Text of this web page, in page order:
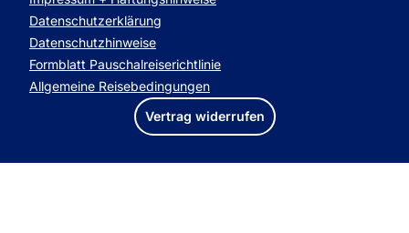
Datenschutzerklärung
Datenschutzhinweise
Formblatt Pauschalreiserichtlinie
Allgemeine Reisebedingungen
Vertrag widerrufen